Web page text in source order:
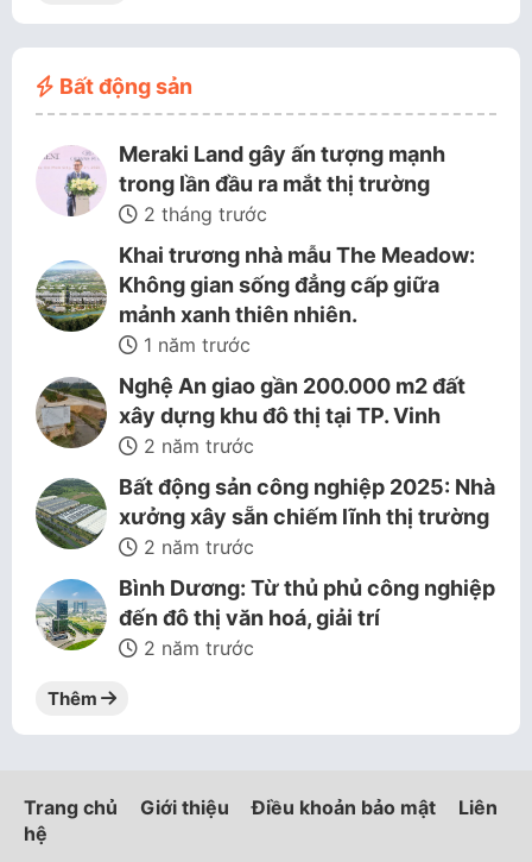
Bất động sản
Meraki Land gây ấn tượng mạnh
trong lần đầu ra mắt thị trường
2 tháng trước
Khai trương nhà mẫu The Meadow:
Không gian sống đẳng cấp giữa
mảnh xanh thiên nhiên.
1 năm trước
Nghệ An giao gần 200.000 m2 đất
xây dựng khu đô thị tại TP. Vinh
2 năm trước
Bất động sản công nghiệp 2025: Nhà
xưởng xây sẵn chiếm lĩnh thị trường
2 năm trước
Bình Dương: Từ thủ phủ công nghiệp
đến đô thị văn hoá, giải trí
2 năm trước
Thêm
Trang chủ Giới thiệu Điều khoản bảo mật
Liên
hệ